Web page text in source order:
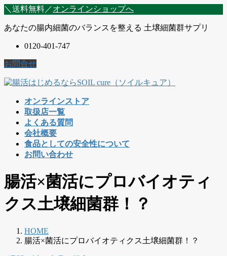
コ
テ
に
動
ナ
ゲ
ョ
に
＼送料無料／オンラインショップへ
あなたの腸内細菌のバランスを整える 土壌細菌群サプリ
0120-401-747
お問合せ
オンラインストア
取扱店一覧
よくある質問
会社概要
食品としての安全性について
お問い合わせ
腸活×菌活にプロバイオティ
クス土壌細菌群！？
HOME
腸活×菌活にプロバイオティクス土壌細菌群！？